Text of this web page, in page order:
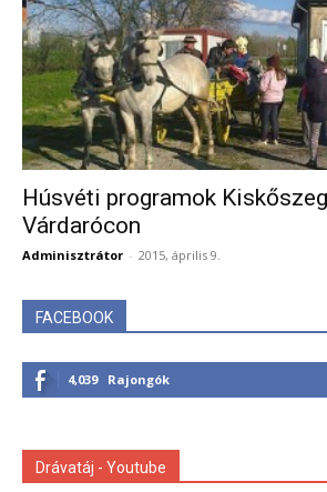
Húsvéti programok
Várdarócon
Adminisztrátor - 2015, április 9.
FACEBOOK
4,039 Rajongók
Drávatáj - Youtube